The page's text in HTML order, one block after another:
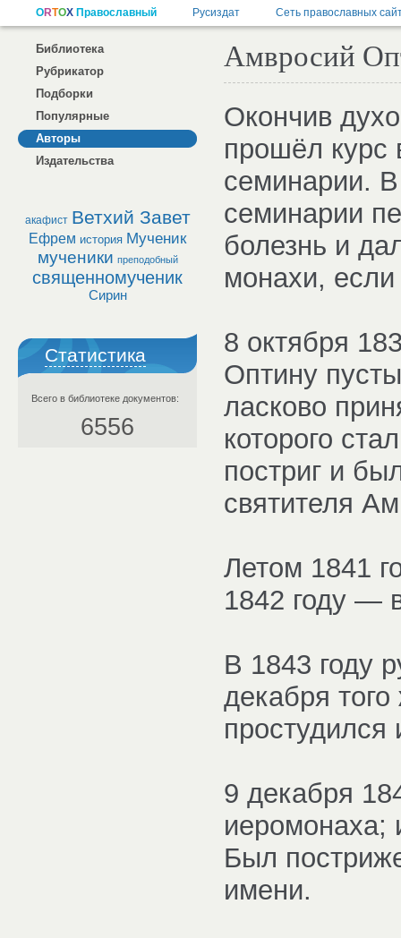
Библиотека
Рубрикатор
Подборки
Популярные
Авторы
Издательства
акафист Ветхий Завет
Ефрем история Мученик
мученики преподобный
священномученик
Сирин
Статистика
Всего в библиотеке документов:
6556
Амвросий
Окончив
прошёл курс
семинарии.
семинарии
болезнь и
монахи, если
8 октября
Оптину
ласково
которого
постриг и
святителя
Летом 1841
1842 году —
В 1843 году
декабря
простудился
9 декабря
иеромонаха;
Был
имени.